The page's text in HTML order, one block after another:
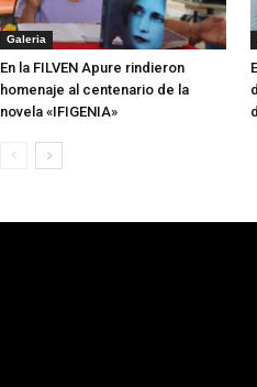
Galeria
En la FILVEN Apure rindieron
homenaje al centenario de la
novela «IFIGENIA»